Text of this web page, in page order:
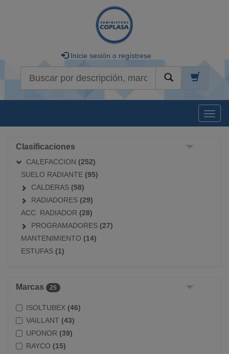
Inicie sesión o regístrese
Clasificaciones
CALEFACCION (252)
SUELO RADIANTE (95)
CALDERAS (58)
RADIADORES (29)
ACC. RADIADOR (28)
PROGRAMADORES (27)
MANTENIMIENTO (14)
ESTUFAS (1)
Marcas 25
ISOLTUBEX (46)
VAILLANT (43)
UPONOR (39)
RAYCO (15)